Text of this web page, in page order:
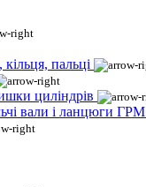
пальці
циліндрів
вали і ланцюги ГРМ